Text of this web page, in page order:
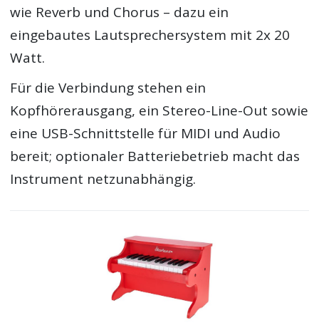
wie Reverb und Chorus – dazu ein
eingebautes Lautsprechersystem mit 2x 20
Watt.
Für die Verbindung stehen ein
Kopfhörerausgang, ein Stereo-Line-Out sowie
eine USB-Schnittstelle für MIDI und Audio
bereit; optionaler Batteriebetrieb macht das
Instrument netzunabhängig.